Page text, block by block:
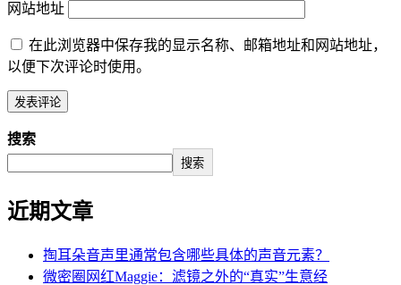
网站地址
在此浏览器中保存我的显示名称、邮箱地址和网站地址，
以便下次评论时使用。
搜索
搜索
近期文章
掏耳朵音声里通常包含哪些具体的声音元素？
微密圈网红Maggie：滤镜之外的“真实”生意经